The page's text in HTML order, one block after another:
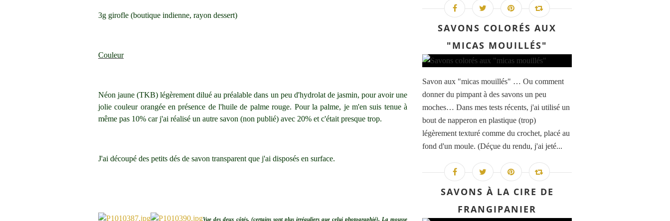
3g girofle (boutique indienne, rayon dessert)
Couleur
Néon jaune (TKB) légèrement dilué au préalable dans un peu d'hydrolat de jasmin, pour avoir une
jolie couleur orangée en présence de l'huile de palme rouge. Pour la palme, je m'en suis tenue à
même pas 10% car j'ai réalisé un autre savon (non publié) avec 20% et c'était presque trop.
J'ai découpé des petits dés de savon transparent que j'ai disposés en surface.
Vue des deux côtés. (certains sont plus irréguliers que celui photographié). La mousse
SAVONS COLORÉS AUX
"MICAS MOUILLÉS"
Savon aux "micas mouillés" … Ou comment
donner du pimpant à des savons un peu
moches… Dans mes tests récents, j'ai utilisé un
bout de napperon en plastique (trop)
légèrement texturé comme du crochet, placé au
fond d'un moule. (Déçue du rendu, j'ai jeté...
SAVONS À LA CIRE DE
FRANGIPANIER